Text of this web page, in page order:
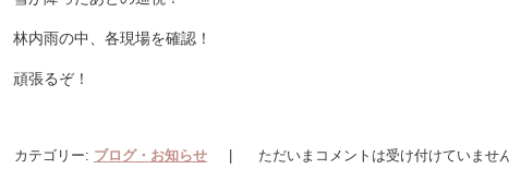
林内雨の中、各現場を確認！
頑張るぞ！
カテゴリー: ブログ・お知らせ | ただいまコメントは受け付けていません